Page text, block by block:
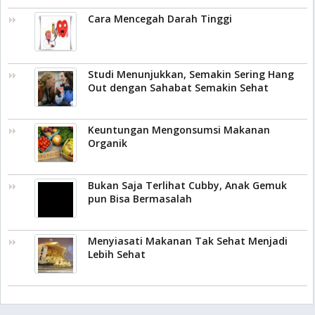
Cara Mencegah Darah Tinggi
Studi Menunjukkan, Semakin Sering Hang
Out dengan Sahabat Semakin Sehat
Keuntungan Mengonsumsi Makanan
Organik
Bukan Saja Terlihat Cubby, Anak Gemuk
pun Bisa Bermasalah
Menyiasati Makanan Tak Sehat Menjadi
Lebih Sehat